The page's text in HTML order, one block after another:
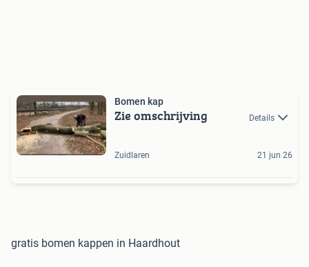
Bomen kap
Zie omschrijving Details
Zuidlaren 21 jun 26
gratis bomen kappen in Haardhout